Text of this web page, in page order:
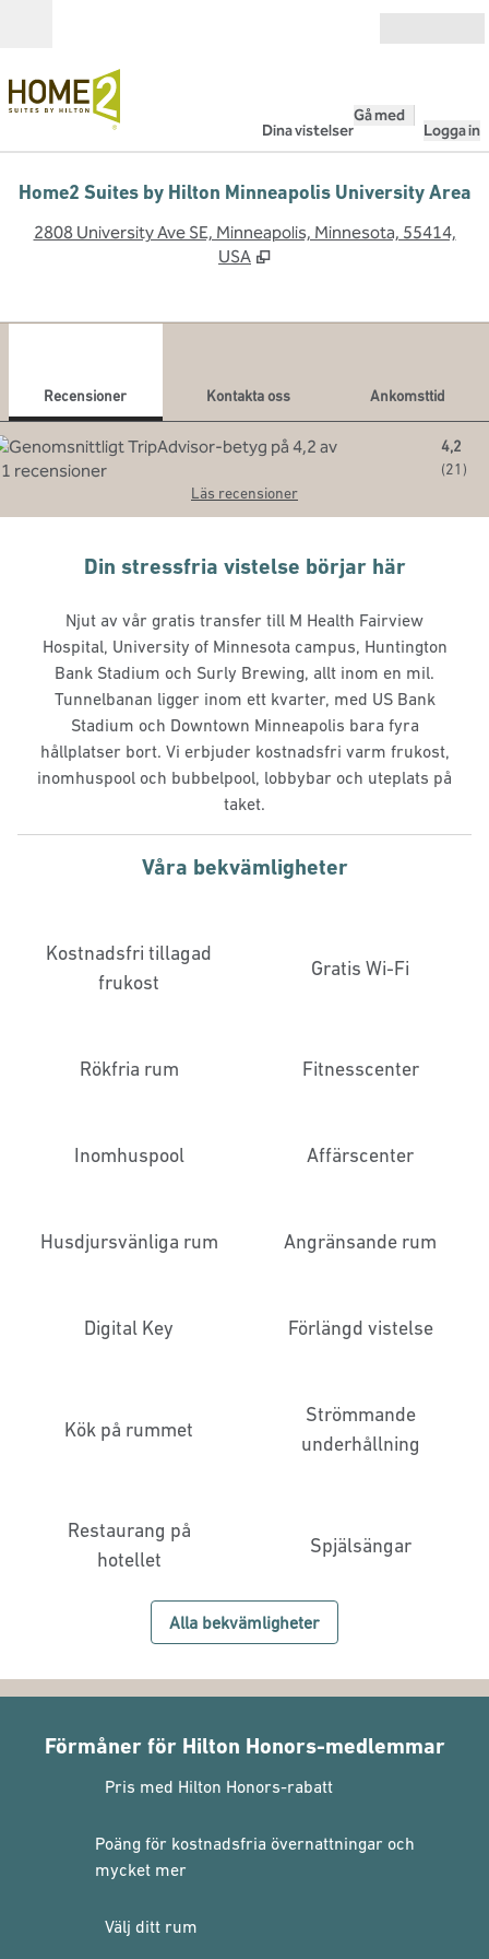
Dina vistelser
Gå med
Logga in
Home2 Suites by Hilton Minneapolis University Area
2808 University Ave SE, Minneapolis, Minnesota, 55414,
USA
Recensioner Kontakta oss
Ankomsttid
4,2
(21)
Läs recensioner
Din stressfria vistelse börjar här
Njut av vår gratis transfer till M Health Fairview
Hospital, University of Minnesota campus, Huntington
Bank Stadium och Surly Brewing, allt inom en mil.
Tunnelbanan ligger inom ett kvarter, med US Bank
Stadium och Downtown Minneapolis bara fyra
hållplatser bort. Vi erbjuder kostnadsfri varm frukost,
inomhuspool och bubbelpool, lobbybar och uteplats på
taket.
Våra bekvämligheter
Kostnadsfri tillagad
frukost
Gratis Wi-Fi
Rökfria rum Fitnesscenter
Inomhuspool Affärscenter
Husdjursvänliga rum Angränsande rum
Digital Key Förlängd vistelse
Kök på rummet
Strömmande
underhållning
Restaurang på
hotellet
Spjälsängar
Alla bekvämligheter
Förmåner för Hilton Honors-medlemmar
Pris med Hilton Honors-rabatt
Poäng för kostnadsfria övernattningar och
mycket mer
Välj ditt rum